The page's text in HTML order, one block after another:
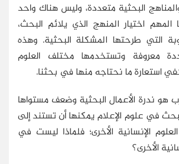
البحثية متعددة، وليس هناك واحد
المهم اختيار المنهج الذي يلائم البحث،
التي طرحتها المشكلة البحثية. وهذه
معروفة وتستخدمها مختلف العلوم
استعارة ما نحتاجه منها في بحثنا.
هو ندرة الأعمال البحثية وضعف مستواها
في علوم الإعلام يمكنها أن تستند إلى
الإنسانية الأخرى؛ فلماذا ليست في
الأخرى؟